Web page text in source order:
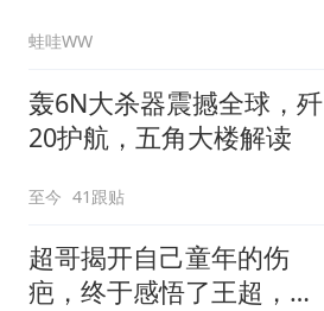
蛙哇WW
轰6N大杀器震撼全球，歼
20护航，五角大楼解读
至今 41跟贴
超哥揭开自己童年的伤
疤，终于感悟了王超，他